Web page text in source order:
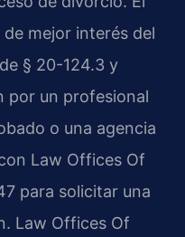
mejor interés del
§ 20-124.3 y
por un profesional
o una agencia
Law Offices Of
para solicitar una
Law Offices Of